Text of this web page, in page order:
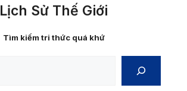
Lịch Sử Thế Giới
Tìm kiếm tri thức quá khứ